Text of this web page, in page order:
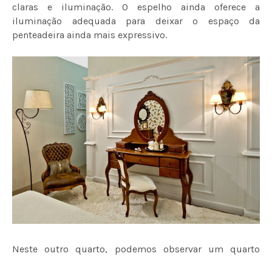
claras e iluminação. O espelho ainda oferece a
iluminação adequada para deixar o espaço da
penteadeira ainda mais expressivo.
Neste outro quarto, podemos observar um quarto